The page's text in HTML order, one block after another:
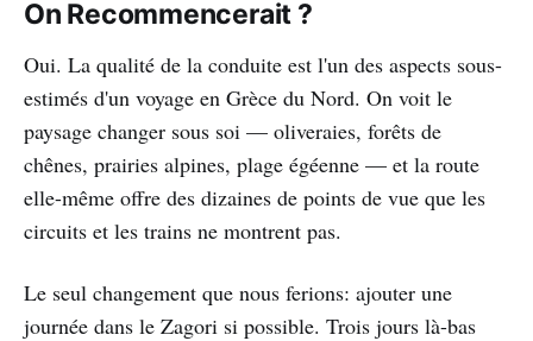
On Recommencerait ?
Oui. La qualité de la conduite est l'un des aspects sous-
estimés d'un voyage en Grèce du Nord. On voit le
paysage changer sous soi — oliveraies, forêts de
chênes, prairies alpines, plage égéenne — et la route
elle-même offre des dizaines de points de vue que les
circuits et les trains ne montrent pas.
Le seul changement que nous ferions: ajouter une
journée dans le Zagori si possible. Trois jours là-bas